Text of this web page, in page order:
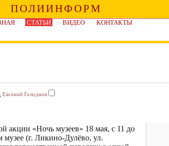
ПОЛИИНФОРМ
СТАТЬИ ВИДЕО
КОНТАКТЫ
, Евгений Голоднов
акции «Ночь музеев» 18 мая, с 11 до
музее (г. Ликино-Дулёво, ул.